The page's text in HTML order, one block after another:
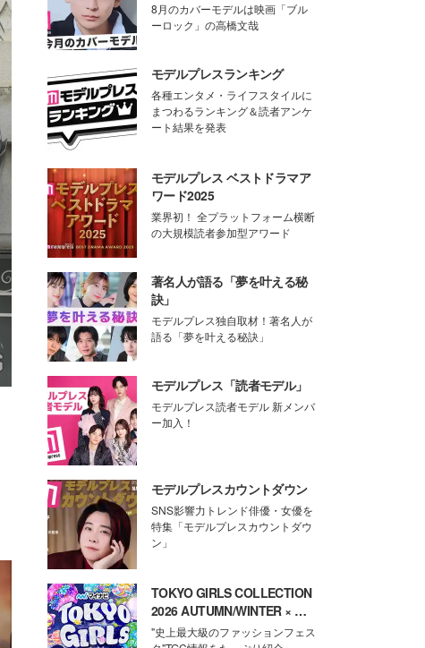
8月のカバーモデルは映画「ブル
ーロック」の高橋文哉
モデルプレスランキング
各種エンタメ・ライフスタイルに
まつわるランキング＆読者アンケ
ート結果を発表
モデルプレス ベストドラマア
ワード2025
業界初！ 全プラットフォーム横断
の大規模読者参加型アワード
著名人が語る「夢を叶える秘
訣」
モデルプレス独自取材！著名人が
語る「夢を叶える秘訣」
モデルプレス「読者モデル」
モデルプレス読者モデル 新メンバ
ー加入！
モデルプレスカウントダウン
SNS影響力トレンド俳優・女優を
特集「モデルプレスカウントダウ
ン」
TOKYO GIRLS COLLECTION
2026 AUTUMN/WINTER × モ
デルプレス
"史上最大級のファッションフェス